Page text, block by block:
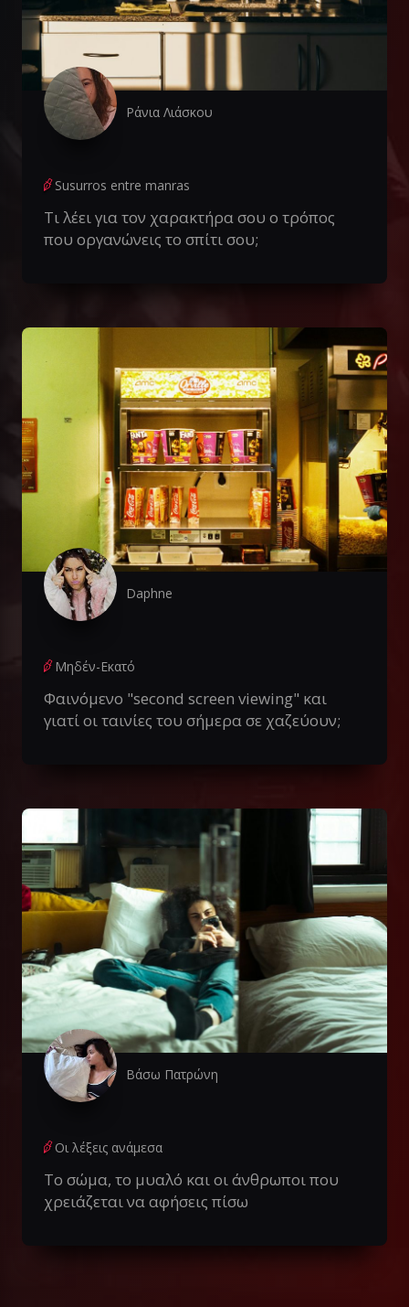
Ράνια Λιάσκου
Susurros entre manras
Τι λέει για τον χαρακτήρα σου ο τρόπος
που οργανώνεις το σπίτι σου;
Daphne
Μηδέν-Εκατό
Φαινόμενο "second screen viewing" και
γιατί οι ταινίες του σήμερα σε χαζεύουν;
Βάσω Πατρώνη
Οι λέξεις ανάμεσα
Το σώμα, το μυαλό και οι άνθρωποι που
χρειάζεται να αφήσεις πίσω